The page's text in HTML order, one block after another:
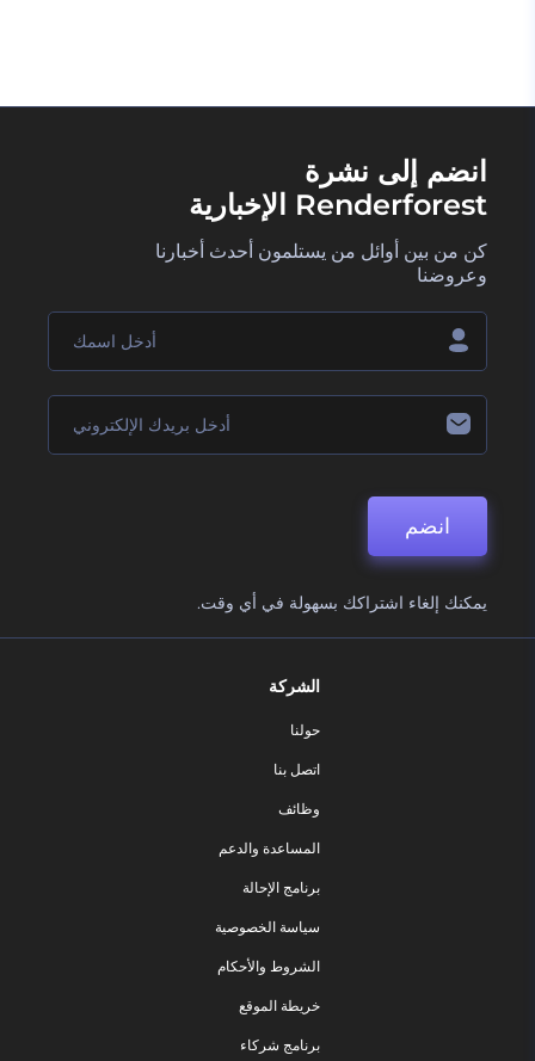
انضم إلى نشرة
Renderforest الإخبارية
كن من بين أوائل من يستلمون أحدث أخبارنا
وعروضنا
انضم
يمكنك إلغاء اشتراكك بسهولة في أي وقت.
الشركة
حولنا
اتصل بنا
وظائف
المساعدة والدعم
برنامج الإحالة
سياسة الخصوصية
الشروط والأحكام
خريطة الموقع
برنامج شركاء